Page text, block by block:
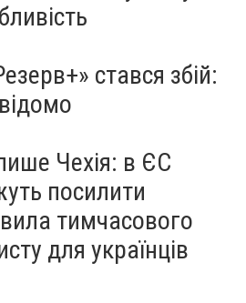
стався збій:
Чехія: в ЄС
посилити
тимчасового
для українців